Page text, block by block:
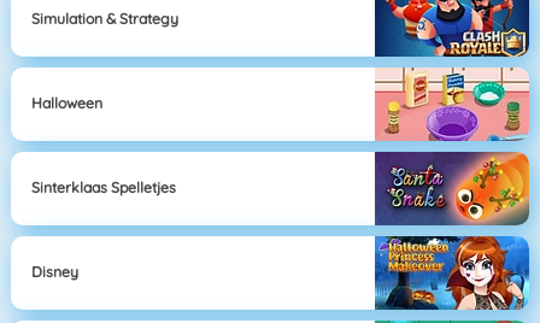
Simulation & Strategy
Halloween
Sinterklaas Spelletjes
Disney